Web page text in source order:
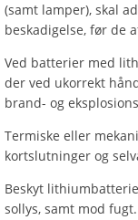
(samt lamper), skal
beskadigelse, før de
Ved batterier med
der ved ukorrekt
brand- og
Termiske eller
kortslutninger og
Beskyt
sollys, samt mod fugt.